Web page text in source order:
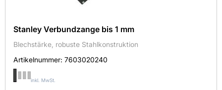
Stanley Verbundzange bis 1 mm
Blechstärke, robuste Stahlkonstruktion
Artikelnummer: 7603020240
inkl. MwSt.